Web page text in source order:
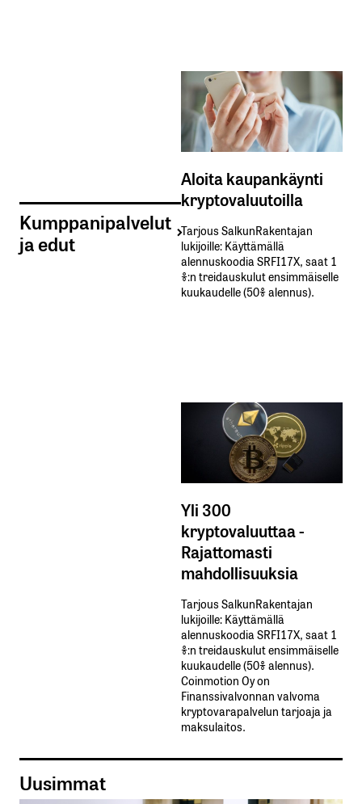
Kumppanipalvelut
ja edut
Aloita kaupankäynti
kryptovaluutoilla
Tarjous SalkunRakentajan
lukijoille: Käyttämällä​ ​
alennuskoodia​ ​SRFI17X,​ ​saat​ ​1
%:n treidauskulut​ ​ensimmäiselle​ ​
kuukaudelle​ ​(50%​ ​alennus).
Yli 300
kryptovaluuttaa -
Rajattomasti
mahdollisuuksia
Tarjous SalkunRakentajan
lukijoille: Käyttämällä​ ​
alennuskoodia​ ​SRFI17X,​ ​saat​ ​1
%:n treidauskulut​ ​ensimmäiselle​ ​
kuukaudelle​ ​(50%​ ​alennus).
Coinmotion Oy on
Finanssivalvonnan valvoma
kryptovarapalvelun tarjoaja ja
maksulaitos.
Uusimmat